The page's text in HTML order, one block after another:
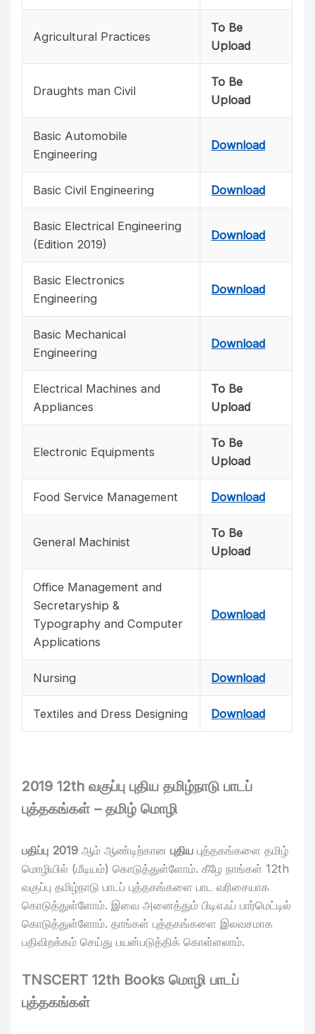
Agricultural Practices
To Be
Upload
Draughts man Civil
To Be
Upload
Basic Automobile
Engineering
Download
Basic Civil Engineering Download
Basic Electrical Engineering
(Edition 2019)
Download
Basic Electronics
Engineering
Download
Basic Mechanical
Engineering
Download
Electrical Machines and
Appliances
To Be
Upload
Electronic Equipments
To Be
Upload
Food Service Management Download
General Machinist
To Be
Upload
Office Management and
Secretaryship &
Typography and Computer
Applications
Download
Nursing Download
Textiles and Dress Designing Download
2019 12th வகுப்பு புதிய தமிழ்நாடு பாடப்
புத்தகங்கள் – தமிழ் மொழி
பதிப்பு 2019 ஆம் ஆண்டிற்கானபுதிய புத்தகங்களை தமிழ்
மொழியில் (மீடியம்) கொடுத்துள்ளோம். கீழே நாங்கள் 12th
வகுப்பு தமிழ்நாடு பாடப் புத்தகங்களை பாட வரிசையாக
கொடுத்துள்ளோம். இவை அனைத்தும் பிடிஎஃப் பார்மெட்டில்
கொடுத்துள்ளோம். தாங்கள் புத்தகங்களை இலவசமாக
பதிவிறக்கம் செய்து பயன்படுத்திக் கொள்ளலாம்.
TNSCERT 12th Books மொழி பாடப்
புத்தகங்கள்